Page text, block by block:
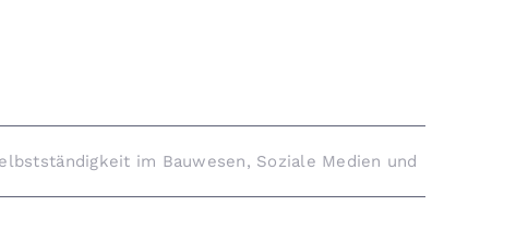
im Bauwesen, Soziale Medien und